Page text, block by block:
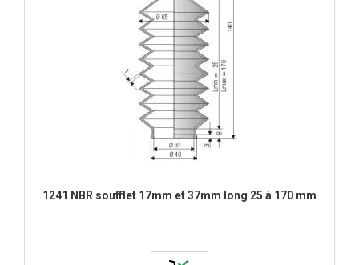
1241 NBR soufflet 17mm et 37mm long 25 à 170 mm